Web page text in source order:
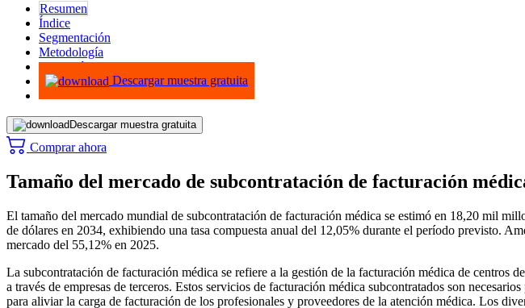
Resumen
Índice
Segmentación
Metodología
Infografías
Descargar muestra gratuita
Descargar muestra gratuita
Comprar ahora
Tamaño del mercado de subcontratación de facturación
El tamaño del mercado mundial de subcontratación de facturación médica se estimó en 18,20 mil
de dólares en 2034, exhibiendo una tasa compuesta anual del 12,05% durante el período previsto.
mercado del 55,12% en 2025.
La subcontratación de facturación médica se refiere a la gestión de la facturación médica de centros
a través de empresas de terceros. Estos servicios de facturación médica subcontratados son
para aliviar la carga de facturación de los profesionales y proveedores de la atención médica. Los